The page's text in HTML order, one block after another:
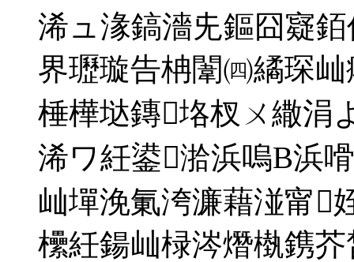
浠ュ湪鎬濇兂鏂囧寲
界瓑璇告柟闈㈣繘琛
棰樺垯鏄垎杈ㄨ繖涓
浠ワ紝鍙湁浜嗚В浜
屾墠浼氭洿濂藉湴甯
欙紝鍚屾椂涔熸槸鎸